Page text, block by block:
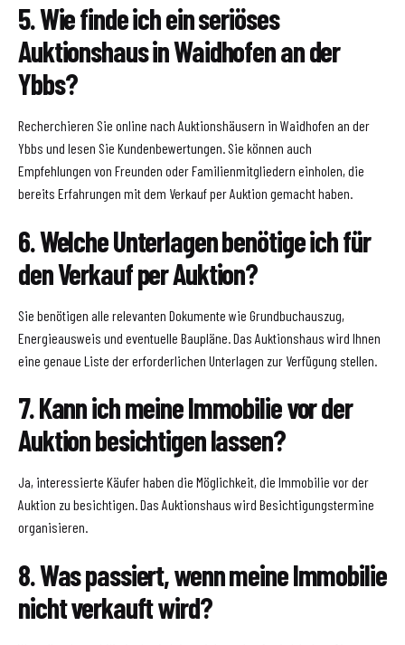
5. Wie finde ich ein seriöses
Auktionshaus in Waidhofen an der
Ybbs?
Recherchieren Sie online nach Auktionshäusern in Waidhofen an der
Ybbs und lesen Sie Kundenbewertungen. Sie können auch
Empfehlungen von Freunden oder Familienmitgliedern einholen, die
bereits Erfahrungen mit dem Verkauf per Auktion gemacht haben.
6. Welche Unterlagen benötige ich für
den Verkauf per Auktion?
Sie benötigen alle relevanten Dokumente wie Grundbuchauszug,
Energieausweis und eventuelle Baupläne. Das Auktionshaus wird Ihnen
eine genaue Liste der erforderlichen Unterlagen zur Verfügung stellen.
7. Kann ich meine Immobilie vor der
Auktion besichtigen lassen?
Ja, interessierte Käufer haben die Möglichkeit, die Immobilie vor der
Auktion zu besichtigen. Das Auktionshaus wird Besichtigungstermine
organisieren.
8. Was passiert, wenn meine Immobilie
nicht verkauft wird?